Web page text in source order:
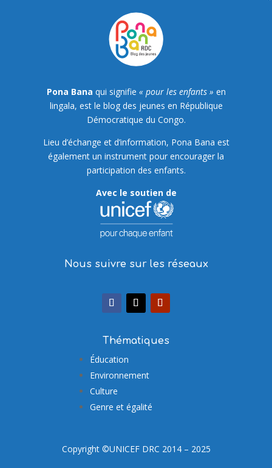
Pona Bana qui signifie « pour les enfants » en
lingala, est le blog des jeunes en République
Démocratique du Congo.
Lieu d’échange et d’information, Pona Bana est
également un instrument pour encourager la
participation des enfants.
Avec le soutien de
Nous suivre sur les réseaux
Thématiques
Éducation
Environnement
Culture
Genre et égalité
Copyright ©UNICEF DRC 2014 – 2025